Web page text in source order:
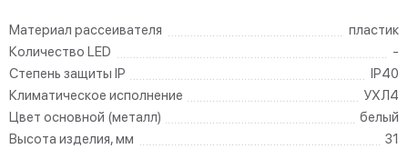
Материал рассеивателя
пластик
Количество LED
-
Степень защиты IP
IP40
Климатическое исполнение
УХЛ4
Цвет основной (металл)
белый
Высота изделия, мм
31